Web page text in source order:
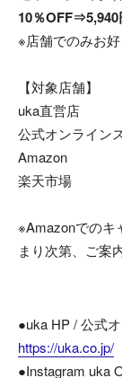
10％OFF⇒5,940
※店舗でのみお
【対象店舗】
uka直営店
公式オンライン
Amazon
楽天市場
※Amazonでのキ
まり次第、ご案
●uka HP / 公式
https://uka.co.jp/
●Instagram uka